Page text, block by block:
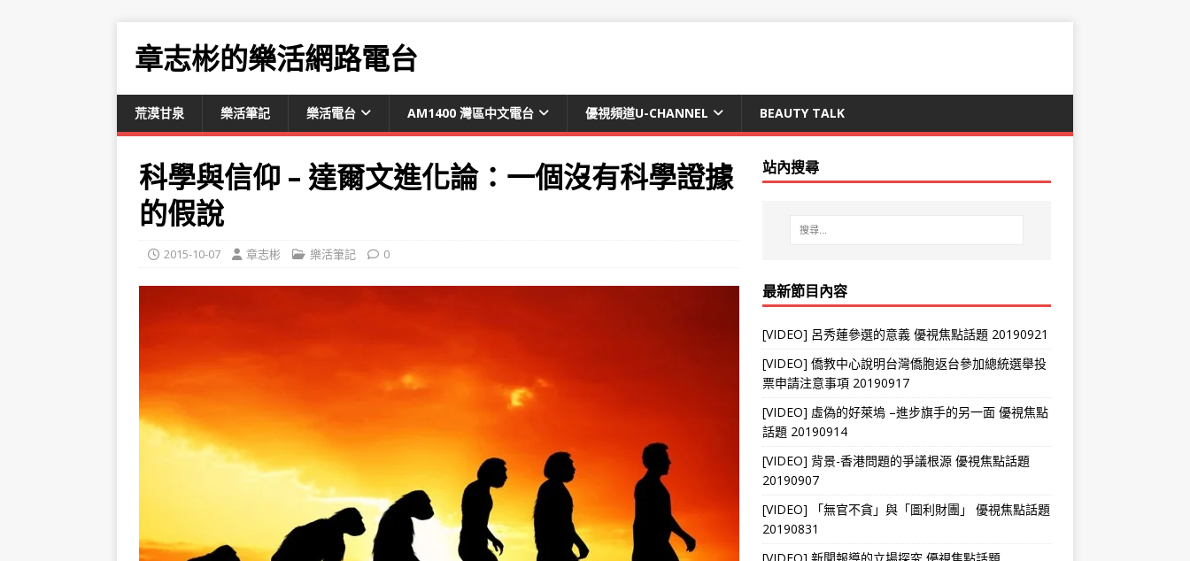
章志彬的樂活網路電台
荒漠甘泉 樂活筆記 樂活電台 AM1400 灣區中文電台 優視頻道U-CHANNEL BEAUTY TALK
科學與信仰 – 達爾文進化論：一個沒有科學證據
的假說
2015-10-07 章志彬 樂活筆記 0
站內搜尋
最新節目內容
[VIDEO] 呂秀蓮參選的意義 優視焦點話題 20190921
[VIDEO] 僑教中心說明台灣僑胞返台參加總統選舉投
票申請注意事項 20190917
[VIDEO] 虛偽的好萊塢 –進步旗手的另一面 優視焦點
話題 20190914
[VIDEO] 背景-香港問題的爭議根源 優視焦點話題
20190907
[VIDEO] 「無官不貪」與「圖利財團」 優視焦點話題
20190831
[VIDEO] 新聞報導的立場探究 優視焦點話題